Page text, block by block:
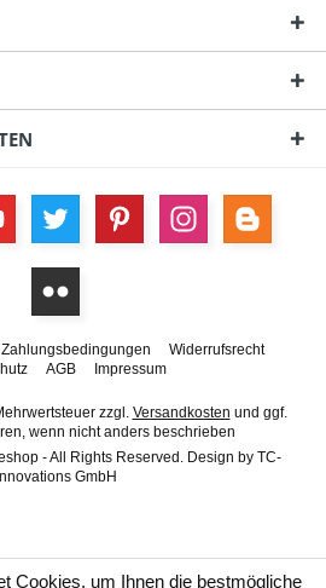
Widerrufsrecht
AGB Impressum
zzgl. Versandkosten und ggf.
wenn nicht anders beschrieben
- All Rights Reserved. Design by TC-
GmbH
Cookies, um Ihnen die bestmögliche